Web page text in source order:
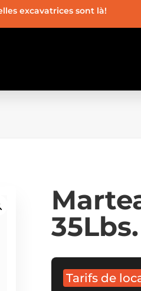
excavatrices sont là!
35Lbs.
Tarifs de